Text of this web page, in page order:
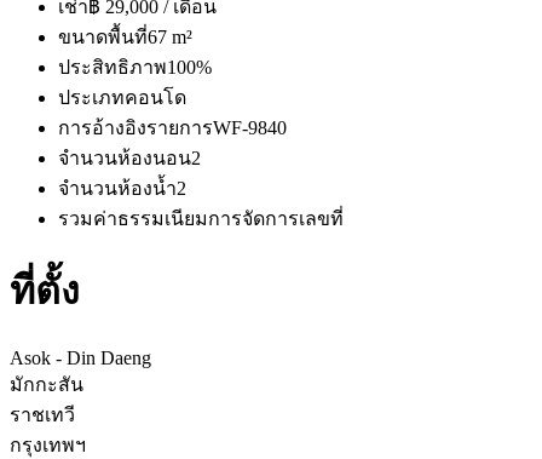
เช่า฿ 29,000 / เดือน
ขนาดพื้นที่67 m²
ประสิทธิภาพ100%
ประเภทคอนโด
การอ้างอิงรายการWF-9840
จำนวนห้องนอน2
จำนวนห้องน้ำ2
รวมค่าธรรมเนียมการจัดการเลขที่
ที่ตั้ง
Asok - Din Daeng
มักกะสัน
ราชเทวี
กรุงเทพฯ